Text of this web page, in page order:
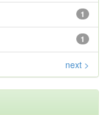
1
1
next >